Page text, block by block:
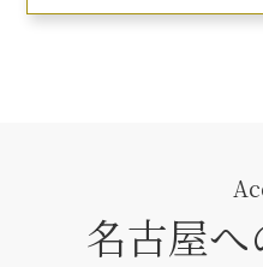
名古屋へ